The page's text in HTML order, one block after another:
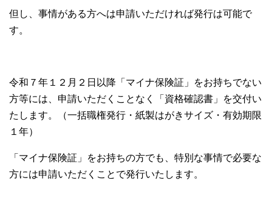
但し、事情がある方へは申請いただければ発行は可能で
す。
令和７年１２月２日以降「マイナ保険証」をお持ちでない
方等には、申請いただくことなく「資格確認書」を交付い
たします。（一括職権発行・紙製はがきサイズ・有効期限
１年）
「マイナ保険証」をお持ちの方でも、特別な事情で必要な
方には申請いただくことで発行いたします。